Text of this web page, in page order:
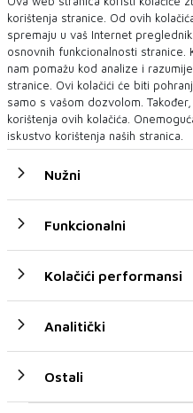
U novom
korištenja stranice. Od ovih
spremaju u vaš Internet
osnovnih funkcionalnosti stranice.
nam pomažu kod analize i
stranice. Ovi kolačići će biti
samo s vašom dozvolom.
korištenja ovih kolačića.
iskustvo korištenja naših stranica.
Nužni
Funkcionalni
Kolačići performansi
Analitički
Ostali